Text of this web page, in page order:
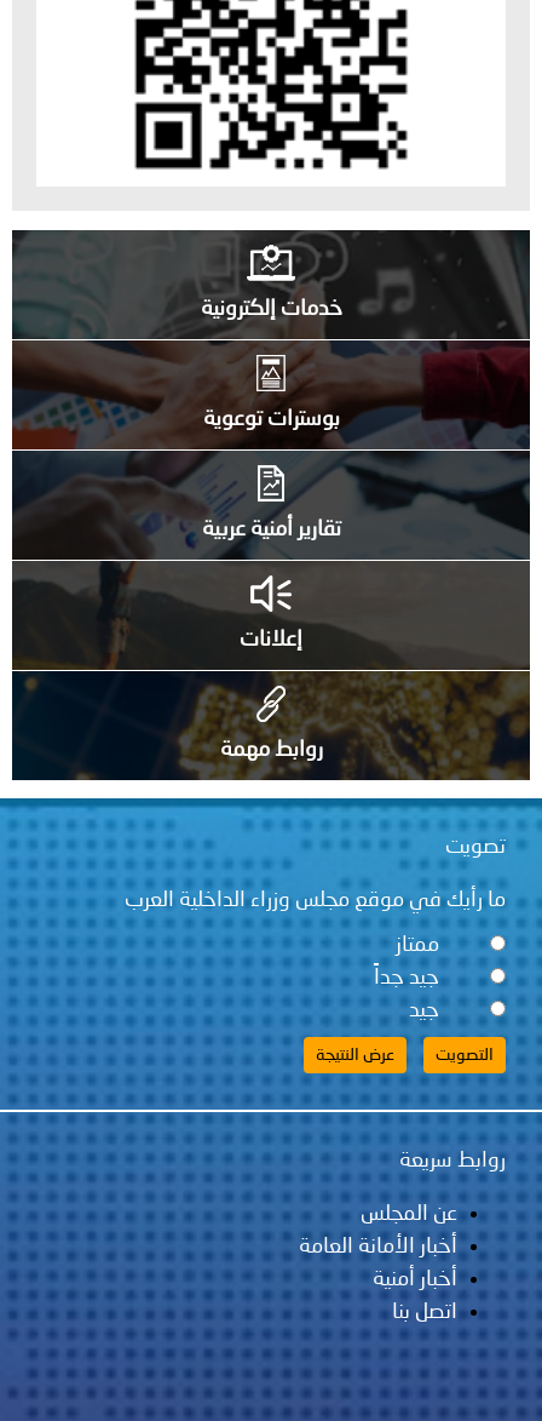
خدمات إلكترونية
بوسترات توعوية
تقارير أمنية عربية
إعلانات
روابط مهمة
تصويت
ما رأيك في موقع مجلس وزراء الداخلية العرب
ممتاز
جيد جداً
جيد
روابط سريعة
عن المجلس
أخبار الأمانة العامة
أخبار أمنية
اتصل بنا